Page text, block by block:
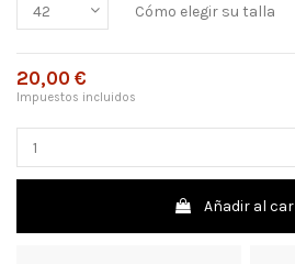
Cómo elegir su talla
20,00 €
Impuestos incluidos
Añadir al